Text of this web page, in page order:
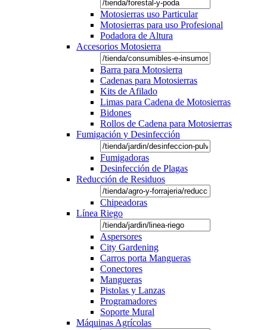
Motosierras uso Particular
Motosierras para uso Profesional
Podadora de Altura
Accesorios Motosierra
Barra para Motosierra
Cadenas para Motosierras
Kits de Afilado
Limas para Cadena de Motosierras
Bidones
Rollos de Cadena para Motosierras
Fumigación y Desinfección
Fumigadoras
Desinfección de Plagas
Reducción de Residuos
Chipeadoras
Línea Riego
Aspersores
City Gardening
Carros porta Mangueras
Conectores
Mangueras
Pistolas y Lanzas
Programadores
Soporte Mural
Máquinas Agrícolas